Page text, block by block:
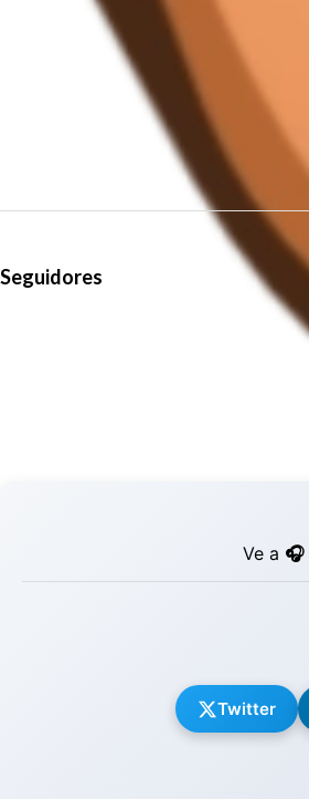
Seguidores
Ve a 🎧
Twitter